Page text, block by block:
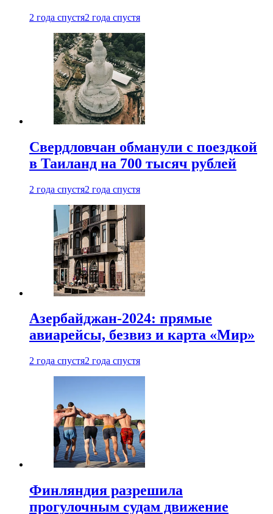
2 года спустя2 года спустя
Свердловчан обманули с поездкой
в Таиланд на 700 тысяч рублей
2 года спустя2 года спустя
Азербайджан-2024: прямые
авиарейсы, безвиз и карта «Мир»
2 года спустя2 года спустя
Финляндия разрешила
прогулочным судам движение